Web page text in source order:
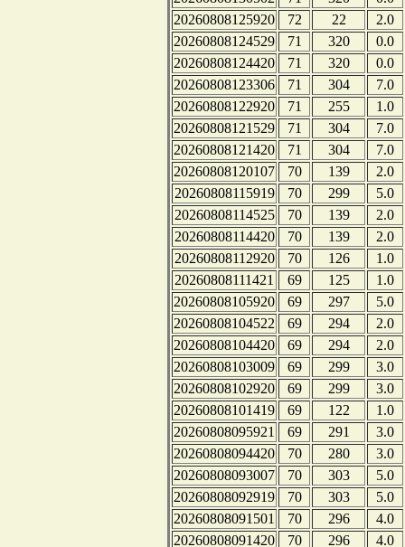
20260808125920
72 22
2.0
20260808124529
71 320
0.0
20260808124420
71 320
0.0
20260808123306
71 304
7.0
20260808122920
71 255
1.0
20260808121529
71 304
7.0
20260808121420
71 304
7.0
20260808120107
70 139
2.0
20260808115919
70 299
5.0
20260808114525
70 139
2.0
20260808114420
70 139
2.0
20260808112920
70 126
1.0
20260808111421
69 125
1.0
20260808105920
69 297
5.0
20260808104522
69 294
2.0
20260808104420
69 294
2.0
20260808103009
69 299
3.0
20260808102920
69 299
3.0
20260808101419
69 122
1.0
20260808095921
69 291
3.0
20260808094420
70 280
3.0
20260808093007
70 303
5.0
20260808092919
70 303
5.0
20260808091501
70 296
4.0
20260808091420
70 296
4.0